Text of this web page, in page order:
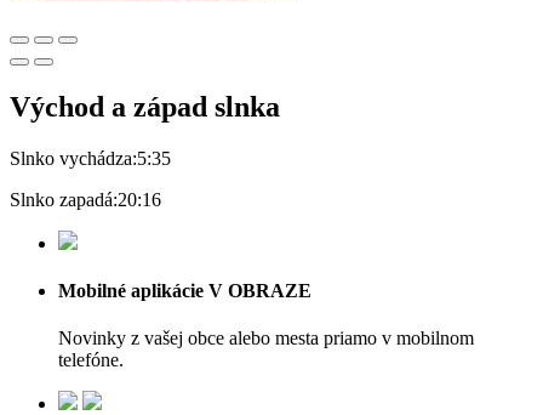
Východ a západ slnka
Slnko vychádza:5:35
Slnko zapadá:20:16
Mobilné aplikácie V OBRAZE
Novinky z vašej obce alebo mesta priamo v mobilnom
telefóne.